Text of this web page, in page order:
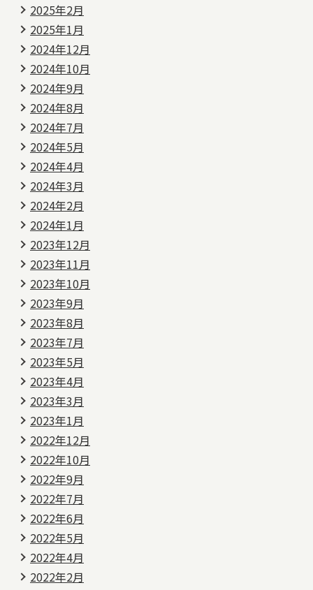
2025年2月
2025年1月
2024年12月
2024年10月
2024年9月
2024年8月
2024年7月
2024年5月
2024年4月
2024年3月
2024年2月
2024年1月
2023年12月
2023年11月
2023年10月
2023年9月
2023年8月
2023年7月
2023年5月
2023年4月
2023年3月
2023年1月
2022年12月
2022年10月
2022年9月
2022年7月
2022年6月
2022年5月
2022年4月
2022年2月